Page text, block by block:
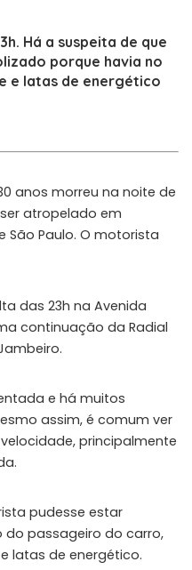
Há a suspeita de que
porque havia no
e latas de energético
anos morreu na noite de
atropelado em
São Paulo. O motorista
das 23h na Avenida
continuação da Radial
e há muitos
assim, é comum ver
principalmente
pudesse estar
passageiro do carro,
latas de energético.